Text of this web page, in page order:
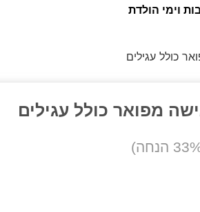
וימי הולדת
כולל עגילים
מפואר כולל עגילים